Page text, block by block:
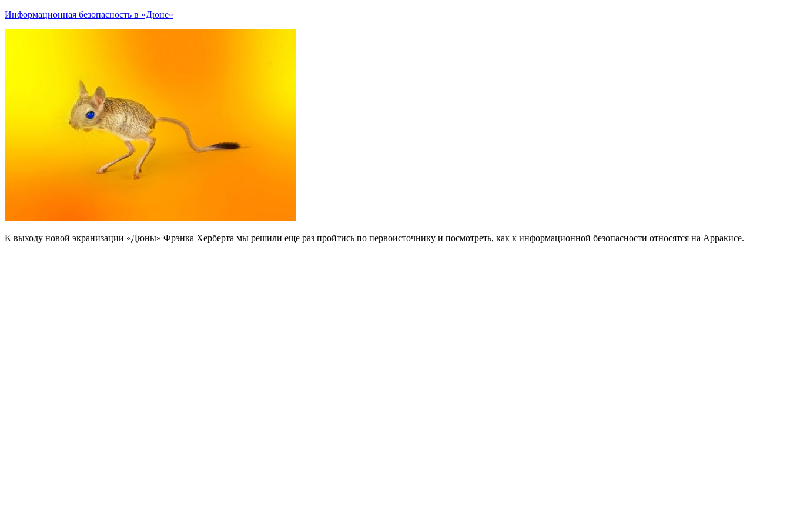
Информационная безопасность в «Дюне»
К выходу новой экранизации «Дюны» Фрэнка Херберта мы решили еще раз пройтись по первоисточнику и посмотреть, как к информационной безопасности относятся на Арракисе.